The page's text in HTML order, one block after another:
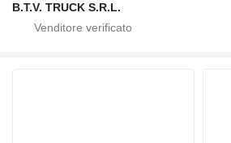
B.T.V. TRUCK S.R.L.